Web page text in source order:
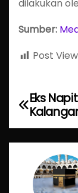
dilakukan
Sumber:
Post
P
o
Eks